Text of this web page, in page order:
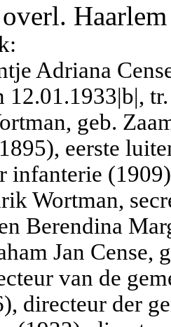
Adriana
12.01.1933|b|,
geb.
eerste
infanterie
Wortman,
Berendina
Jan Cense,
van de
directeur der